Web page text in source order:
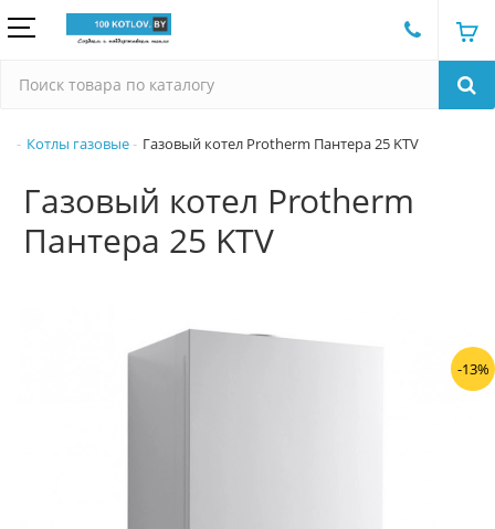
Котлы газовые Газовый котел Protherm Пантера 25 KTV
Газовый котел Protherm
Пантера 25 KTV
-13%